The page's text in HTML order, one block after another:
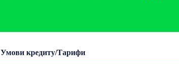
Умови кредиту/Тарифи